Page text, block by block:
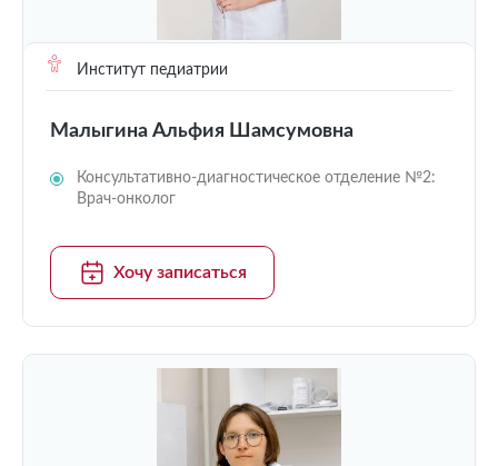
Институт педиатрии
Малыгина Альфия Шамсумовна
Консультативно-диагностическое отделение №2:
Врач-онколог
Хочу записаться